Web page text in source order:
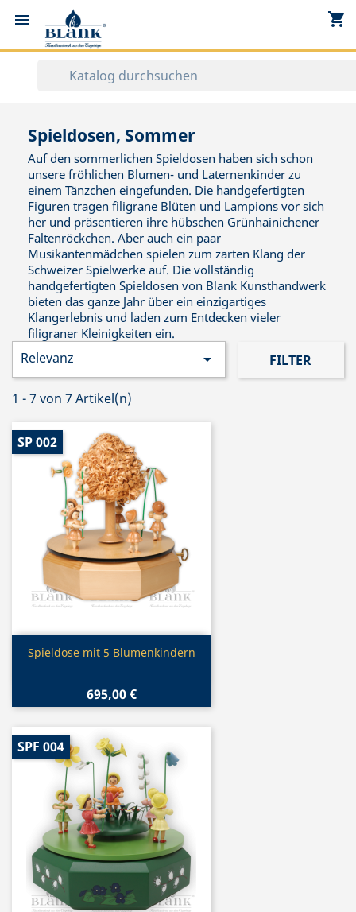
 shopping_cart
Spieldosen, Sommer
Auf den sommerlichen Spieldosen haben sich schon
unsere fröhlichen Blumen- und Laternenkinder zu
einem Tänzchen eingefunden. Die handgefertigten
Figuren tragen filigrane Blüten und Lampions vor sich
her und präsentieren ihre hübschen Grünhainichener
Faltenröckchen. Aber auch ein paar
Musikantenmädchen spielen zum zarten Klang der
Schweizer Spielwerke auf. Die vollständig
handgefertigten Spieldosen von Blank Kunsthandwerk
bieten das ganze Jahr über ein einzigartiges
Klangerlebnis und laden zum Entdecken vieler
filigraner Kleinigkeiten ein.
Relevanz  FILTER
1 - 7 von 7 Artikel(n)
Vorschau
Spieldose mit 5 Blumenkindern
695,00 €
SP 002
SPF 004